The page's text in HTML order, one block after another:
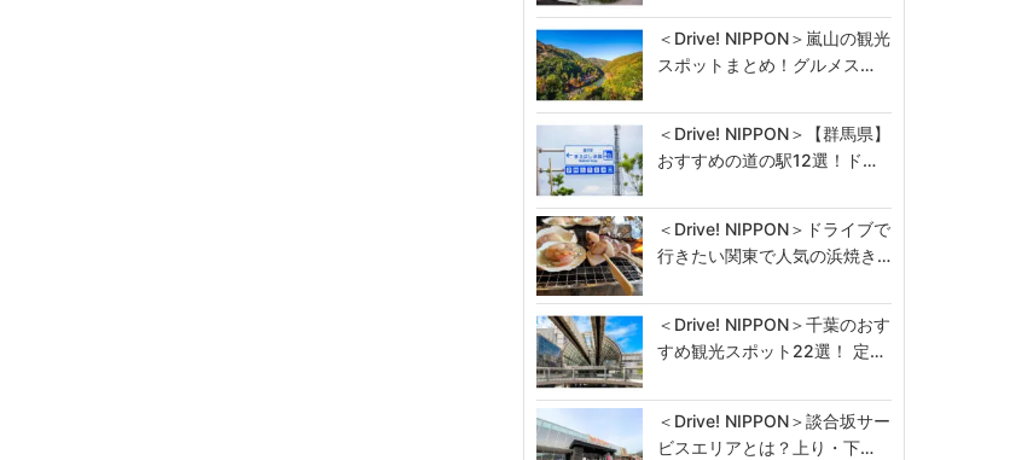
＜Drive! NIPPON＞嵐山の観光
スポットまとめ！グルメス…
＜Drive! NIPPON＞【群馬県】
おすすめの道の駅12選！ド…
＜Drive! NIPPON＞ドライブで
行きたい関東で人気の浜焼き…
＜Drive! NIPPON＞千葉のおす
すめ観光スポット22選！ 定…
＜Drive! NIPPON＞談合坂サー
ビスエリアとは？上り・下…